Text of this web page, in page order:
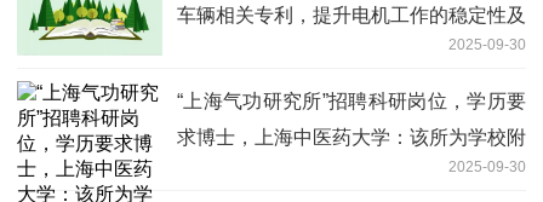
车辆相关专利，提升电机工作的稳定性及
2025-09-30
“上海气功研究所”招聘科研岗位，学历要
求博士，上海中医药大学：该所为学校附
2025-09-30